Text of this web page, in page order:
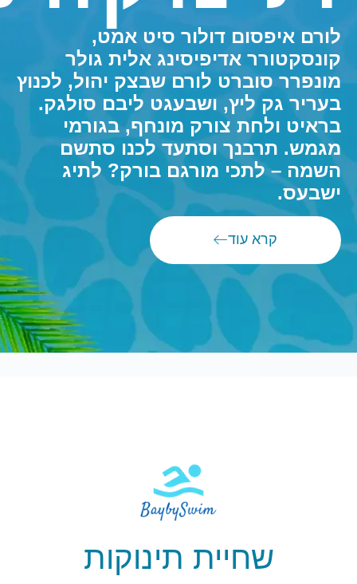
לורם איפסום דולור סיט אמט,
קונסקטורר אדיפיסינג אלית גולר
מונפרר סוברט לורם שבצק יהול, לכנוץ
בעריר גק ליץ, ושבעגט ליבם סולגק.
בראיט ולחת צורק מונחף, בגורמי
מגמש. תרבנך וסתעד לכנו סתשם
השמה – לתכי מורגם בורק? לתיג
ישבעס.
קרא עוד
שחיית תינוקות